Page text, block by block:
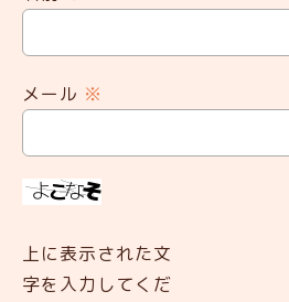
メール ※
上に表示された文
字を入力してくだ